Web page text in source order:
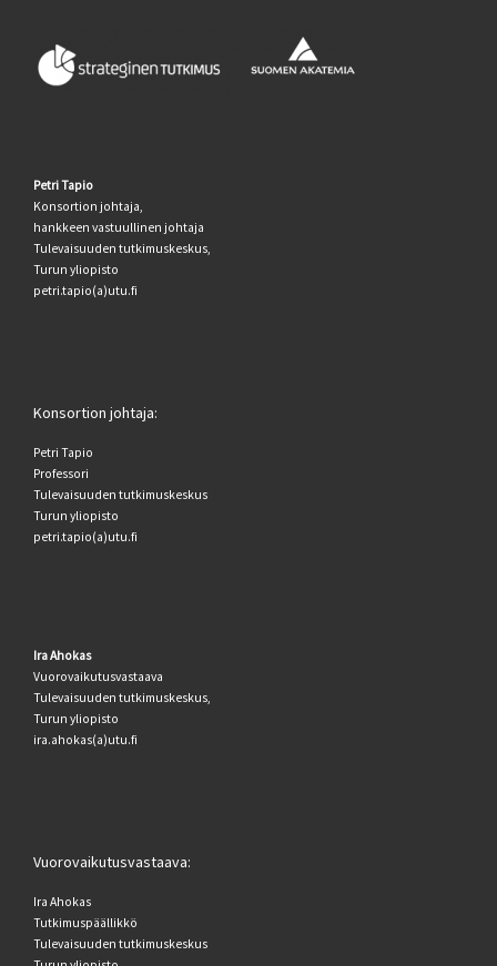
Petri Tapio
Konsortion johtaja,
hankkeen vastuullinen johtaja
Tulevaisuuden tutkimuskeskus,
Turun yliopisto
petri.tapio(a)utu.fi
Konsortion johtaja:
Petri Tapio
Professori
Tulevaisuuden tutkimuskeskus
Turun yliopisto
petri.tapio(a)utu.fi
Ira Ahokas
Vuorovaikutusvastaava
Tulevaisuuden tutkimuskeskus,
Turun yliopisto
ira.ahokas(a)utu.fi
Vuorovaikutusvastaava:
Ira Ahokas
Tutkimuspäällikkö
Tulevaisuuden tutkimuskeskus